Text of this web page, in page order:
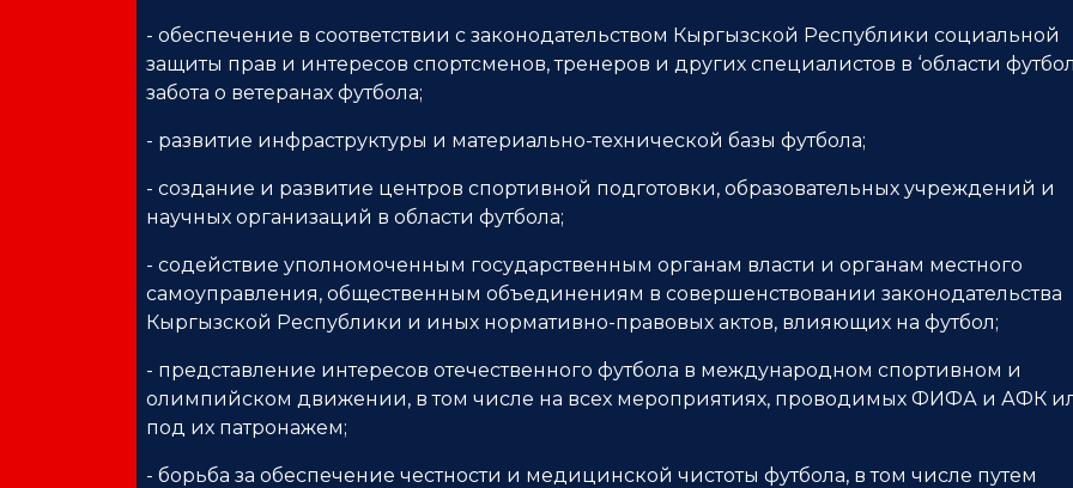
- обеспечение в соответствии с законодательством Кыргызской Республики социальной
защиты прав и интересов спортсменов, тренеров и других специалистов в ‘области
забота о ветеранах футбола;
- развитие инфраструктуры и материально-технической базы футбола;
- создание и развитие центров спортивной подготовки, образовательных учреждений и
научных организаций в области футбола;
- содействие уполномоченным государственным органам власти и органам местного
самоуправления, общественным объединениям в совершенствовании законодательства
Кыргызской Республики и иных нормативно-правовых актов, влияющих на футбол;
- представление интересов отечественного футбола в международном спортивном и
олимпийском движении, в том числе на всех мероприятиях, проводимых ФИФА и АФК
под их патронажем;
- борьба за обеспечение честности и медицинской чистоты футбола, в том числе путем